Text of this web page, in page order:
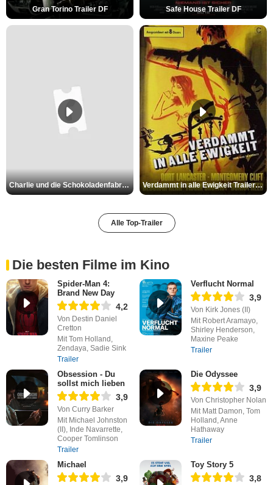
Gran Torino Trailer DF Safe House Trailer DF
Charlie und die Schokoladenfabrik Trailer OV Verdammt in alle Ewigkeit Trailer OV
Alle Top-Trailer
Die besten Filme im Kino
Spider-Man 4:
Brand New Day
4,2
Von Destin Daniel
Cretton
Mit Tom Holland,
Zendaya, Sadie Sink
Trailer
Verflucht Normal
3,9
Von Kirk Jones (II)
Mit Robert Aramayo,
Shirley Henderson,
Maxine Peake
Trailer
Obsession - Du
sollst mich lieben
3,9
Von Curry Barker
Mit Michael Johnston
(II), Inde Navarrette,
Cooper Tomlinson
Trailer
Die Odyssee
3,9
Von Christopher Nolan
Mit Matt Damon, Tom
Holland, Anne
Hathaway
Trailer
Michael
3,9
Toy Story 5
3,8